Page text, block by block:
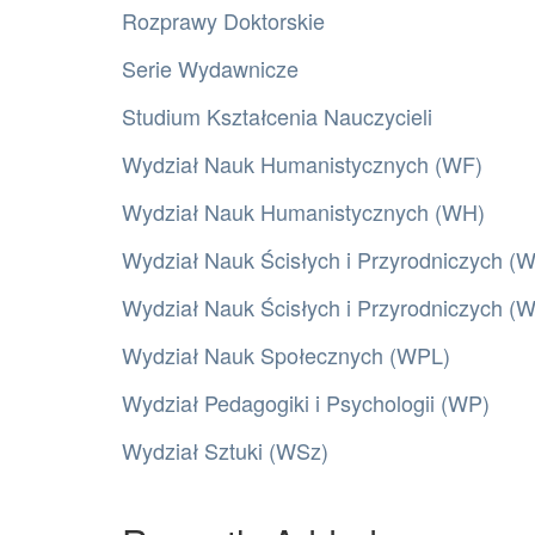
Rozprawy Doktorskie
Serie Wydawnicze
Studium Kształcenia Nauczycieli
Wydział Nauk Humanistycznych (WF)
Wydział Nauk Humanistycznych (WH)
Wydział Nauk Ścisłych i Przyrodniczych
Wydział Nauk Ścisłych i Przyrodniczych
Wydział Nauk Społecznych (WPL)
Wydział Pedagogiki i Psychologii (WP)
Wydział Sztuki (WSz)